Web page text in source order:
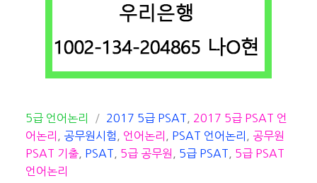
카
테
고
리
5급 언어논리
태
그
2017 5급 PSAT
2017 5급 PSAT 언
어논리
공무원시험 언어논리 PSAT 언어논리
공무원
PSAT 기출
PSAT 5급 공무원 5급 PSAT
5급 PSAT
언어논리